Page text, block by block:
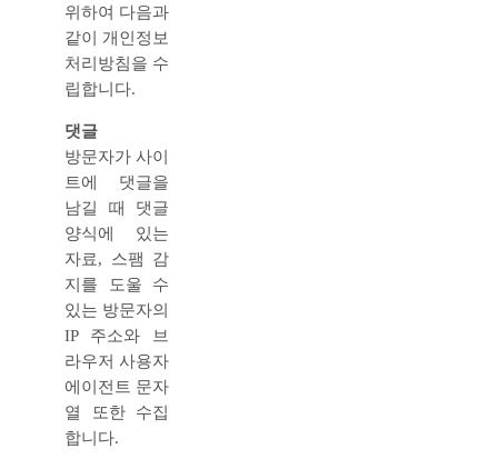
위하여 다음과
같이 개인정보
처리방침을 수
립합니다.
댓글
방문자가 사이
트에 댓글을
남길 때 댓글
양식에 있는
자료, 스팸 감
지를 도울 수
있는 방문자의
IP 주소와 브
라우저 사용자
에이전트 문자
열 또한 수집
합니다.